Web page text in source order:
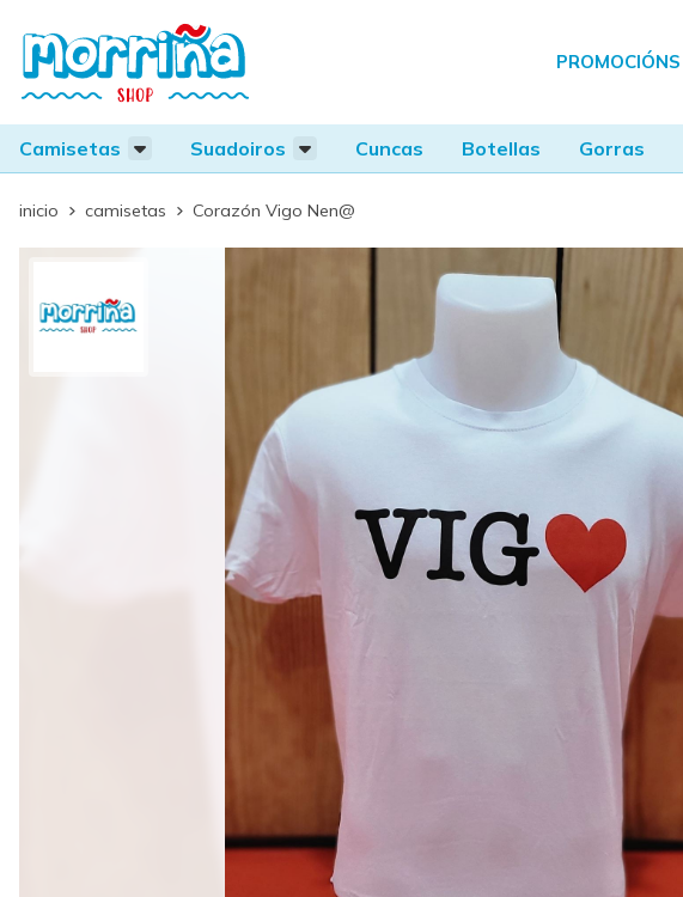
PROMOCIÓNS
Camisetas Suadoiros Cuncas Botellas Gorras
inicio camisetas Corazón Vigo Nen@